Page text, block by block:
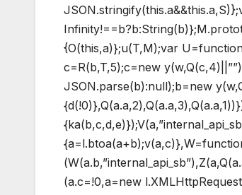
{O(this,a)};u(T,M);var
c=R(b,T,5);c=new
JSON.parse(b):null);b=new
(a.c=!0,a=new